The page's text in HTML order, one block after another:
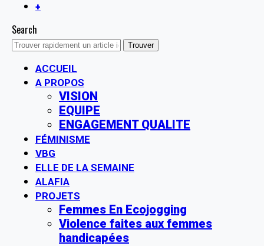
+
Search
ACCUEIL
A PROPOS
VISION
EQUIPE
ENGAGEMENT QUALITE
FÉMINISME
VBG
ELLE DE LA SEMAINE
ALAFIA
PROJETS
Femmes En Ecojogging
Violence faites aux femmes
handicapées